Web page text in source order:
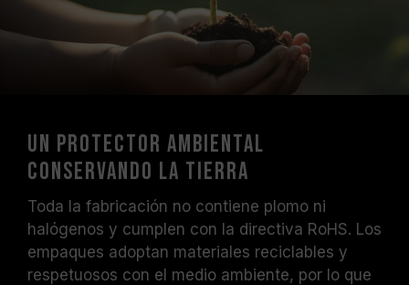
Un protector ambiental
conservando la Tierra
Toda la fabricación no contiene plomo ni
halógenos y cumplen con la directiva RoHS. Los
empaques adoptan materiales reciclables y
respetuosos con el medio ambiente, por lo que